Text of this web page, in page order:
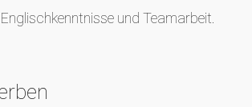
und Teamarbeit.